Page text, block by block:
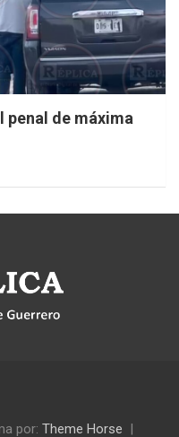
penal de máxima
por: Theme Horse